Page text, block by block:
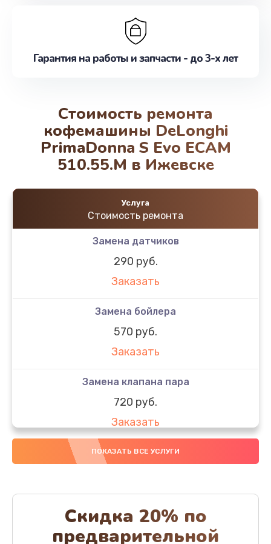
Гарантия на работы и запчасти - до 3-х лет
Стоимость ремонта
кофемашины DeLonghi
PrimaDonna S Evo ECAM
510.55.M в Ижевске
Услуга
Стоимость ремонта
Замена датчиков
290 руб.
Заказать
Замена бойлера
570 руб.
Заказать
Замена клапана пара
720 руб.
Заказать
Замена бака воды
Заказать
Чистка с разбором кофемашины
ПОКАЗАТЬ ВСЕ УСЛУГИ
Скидка 20% по
предварительной